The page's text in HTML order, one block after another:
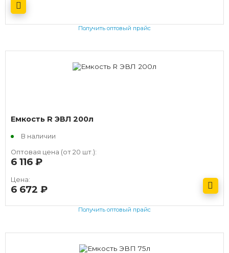
Получить оптовый прайс
Емкость R ЭВЛ 200л
В наличии
Оптовая цена (от 20 шт.):
6 116
Цена:
6 672
Получить оптовый прайс